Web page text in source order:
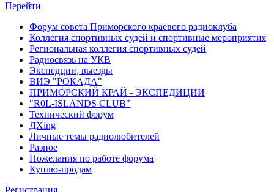
Перейти
Форум совета Приморского краевого радиоклуба
Коллегия спортивных судей и спортивные мероприятия
Региональная коллегия спортивных судей
Радиосвязь на УКВ
Экспедции, выезды
ВИЭ "РОКАДА"
ПРИМОРСКИЙ КРАЙ - ЭКСПЕДИЦИИ
"R0L-ISLANDS CLUB"
Технический форум
ДХing
Личные темы радиолюбителей
Разное
Пожелания по работе форума
Куплю-продам